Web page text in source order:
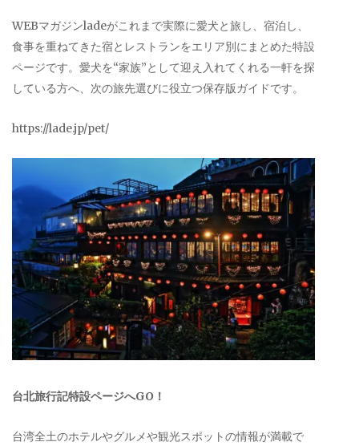
WEBマガジンladeがこれまで実際に愛犬と旅し、宿泊し、
食事を重ねてきた宿とレストランをエリア別にまとめた特設
ページです。愛犬を“家族”として迎え入れてくれる一軒を探
している方へ、次の旅先選びに役立つ保存版ガイドです。
https://lade.jp/pet/
台北旅行記特設ページへGO！
台湾全土のホテルやグルメや観光スポットの情報が満載で